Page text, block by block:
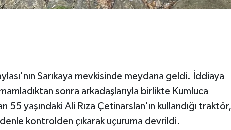
Sarıkaya mevkisinde meydana geldi. İddiaya
sonra arkadaşlarıyla birlikte Kumluca
55 yaşındaki Ali Rıza Çetinarslan'ın kullandığı traktör,
kontrolden çıkarak uçuruma devrildi.